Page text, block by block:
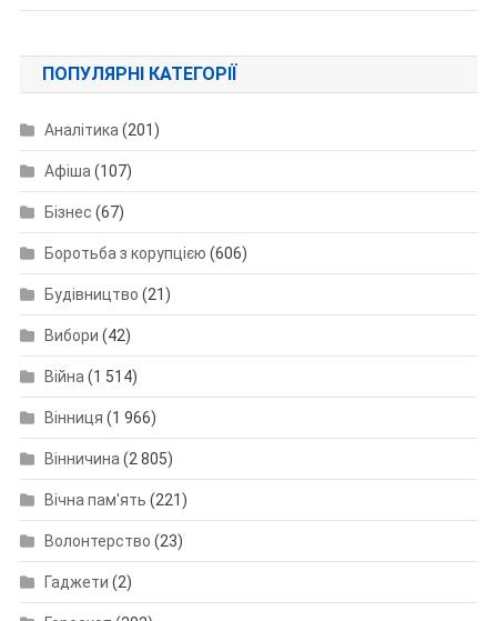
ПОПУЛЯРНІ КАТЕГОРІЇ
Аналітика (201)
Афіша (107)
Бізнес (67)
Боротьба з корупцією (606)
Будівництво (21)
Вибори (42)
Війна (1 514)
Вінниця (1 966)
Вінничина (2 805)
Вічна пам'ять (221)
Волонтерство (23)
Гаджети (2)